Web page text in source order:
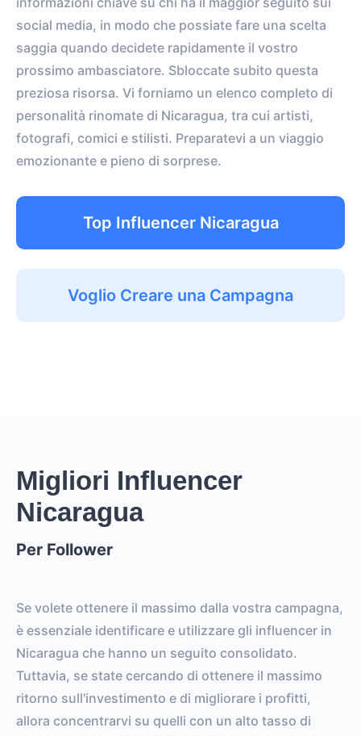
social media, in modo che possiate fare una scelta
saggia quando decidete rapidamente il vostro
prossimo ambasciatore. Sbloccate subito questa
preziosa risorsa. Vi forniamo un elenco completo di
personalità rinomate di Nicaragua, tra cui artisti,
fotografi, comici e stilisti. Preparatevi a un viaggio
emozionante e pieno di sorprese.
Top Influencer Nicaragua
Voglio Creare una Campagna
Migliori Influencer
Nicaragua
Per Follower
Se volete ottenere il massimo dalla vostra campagna,
è essenziale identificare e utilizzare gli influencer in
Nicaragua che hanno un seguito consolidato.
Tuttavia, se state cercando di ottenere il massimo
ritorno sull'investimento e di migliorare i profitti,
allora concentrarvi su quelli con un alto tasso di